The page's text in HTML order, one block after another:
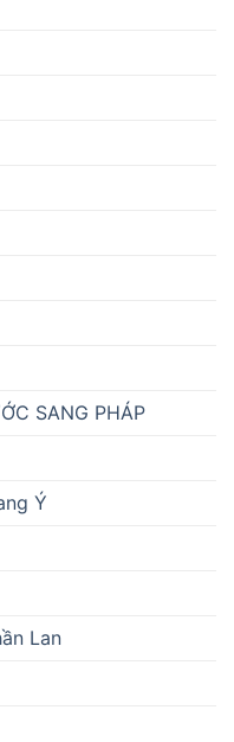
SANG PHÁP
Ý
Lan